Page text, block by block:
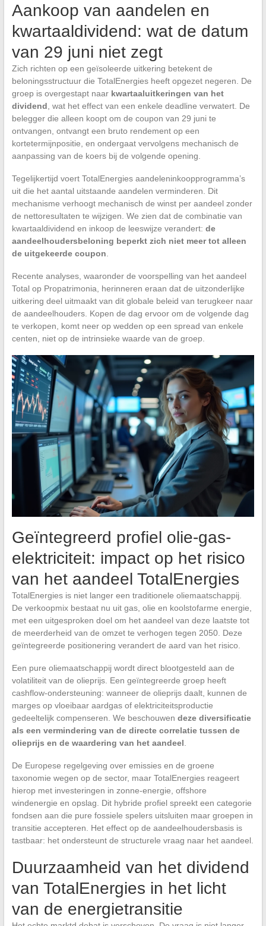
Aankoop van aandelen en
kwartaaldividend: wat de datum
van 29 juni niet zegt
Zich richten op een geïsoleerde uitkering betekent de
beloningsstructuur die TotalEnergies heeft opgezet negeren. De
groep is overgestapt naar kwartaaluitkeringen van het
dividend , wat het effect van een enkele deadline verwatert. De
belegger die alleen koopt om de coupon van 29 juni te
ontvangen, ontvangt een bruto rendement op een
kortetermijnpositie, en ondergaat vervolgens mechanisch de
aanpassing van de koers bij de volgende opening.
Tegelijkertijd voert TotalEnergies aandeleninkoopprogramma’s
uit die het aantal uitstaande aandelen verminderen. Dit
mechanisme verhoogt mechanisch de winst per aandeel zonder
de nettoresultaten te wijzigen. We zien dat de combinatie van
kwartaaldividend en inkoop de leeswijze verandert: de
aandeelhoudersbeloning beperkt zich niet meer tot alleen
de uitgekeerde coupon
Recente analyses, waaronder de voorspelling van het aandeel
Total op Propatrimonia, herinneren eraan dat de uitzonderlijke
uitkering deel uitmaakt van dit globale beleid van terugkeer naar
de aandeelhouders. Kopen de dag ervoor om de volgende dag
te verkopen, komt neer op wedden op een spread van enkele
centen, niet op de intrinsieke waarde van de groep.
Geïntegreerd profiel olie-gas-
elektriciteit: impact op het risico
van het aandeel TotalEnergies
TotalEnergies is niet langer een traditionele oliemaatschappij.
De verkoopmix bestaat nu uit gas, olie en koolstofarme energie,
met een uitgesproken doel om het aandeel van deze laatste tot
de meerderheid van de omzet te verhogen tegen 2050. Deze
geïntegreerde positionering verandert de aard van het risico.
Een pure oliemaatschappij wordt direct blootgesteld aan de
volatiliteit van de olieprijs. Een geïntegreerde groep heeft
cashflow-ondersteuning: wanneer de olieprijs daalt, kunnen de
marges op vloeibaar aardgas of elektriciteitsproductie
gedeeltelijk compenseren. We beschouwen deze diversificatie
als een vermindering van de directe correlatie tussen de
olieprijs en de waardering van het aandeel
De Europese regelgeving over emissies en de groene
taxonomie wegen op de sector, maar TotalEnergies reageert
hierop met investeringen in zonne-energie, offshore
windenergie en opslag. Dit hybride profiel spreekt een categorie
fondsen aan die pure fossiele spelers uitsluiten maar groepen in
transitie accepteren. Het effect op de aandeelhoudersbasis is
tastbaar: het ondersteunt de structurele vraag naar het aandeel.
Duurzaamheid van het dividend
van TotalEnergies in het licht
van de energietransitie